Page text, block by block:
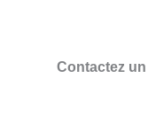
Contactez